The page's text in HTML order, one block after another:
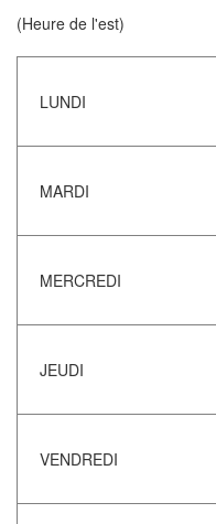
(Heure de l'est)
LUNDI
MARDI
MERCREDI
JEUDI
VENDREDI